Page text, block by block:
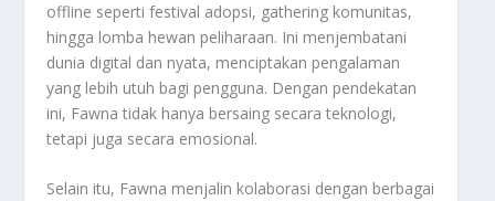
offline seperti festival adopsi, gathering komunitas,
hingga lomba hewan peliharaan. Ini menjembatani
dunia digital dan nyata, menciptakan pengalaman
yang lebih utuh bagi pengguna. Dengan pendekatan
ini, Fawna tidak hanya bersaing secara teknologi,
tetapi juga secara emosional.
Selain itu, Fawna menjalin kolaborasi dengan berbagai